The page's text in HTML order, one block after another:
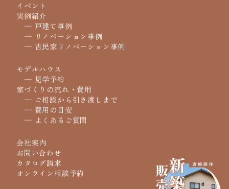
イベント
実例紹介
─ 戸建て事例
─ リノベーション事例
─ 古民家リノベーション事例
モデルハウス
─ 見学予約
家づくりの流れ・費用
─ ご相談から引き渡しまで
─ 費用の目安
─ よくあるご質問
会社案内
お問い合わせ
カタログ請求
オンライン相談予約